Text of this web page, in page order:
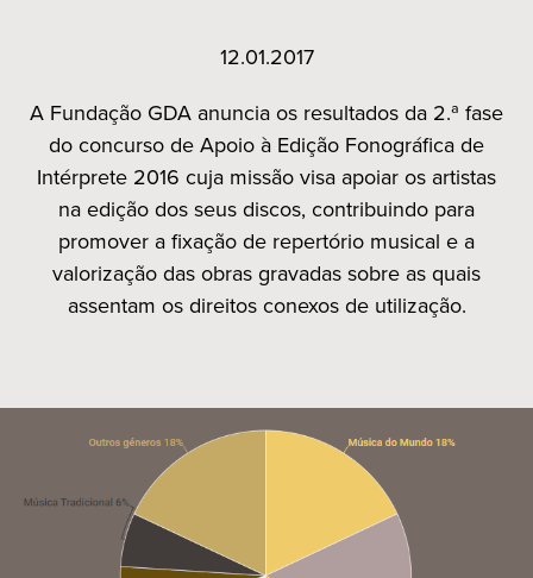
12.01.2017
A Fundação GDA anuncia os resultados da 2.ª fase
do concurso de Apoio à Edição Fonográfica de
Intérprete 2016 cuja missão visa apoiar os artistas
na edição dos seus discos, contribuindo para
promover a fixação de repertório musical e a
valorização das obras gravadas sobre as quais
assentam os direitos conexos de utilização.